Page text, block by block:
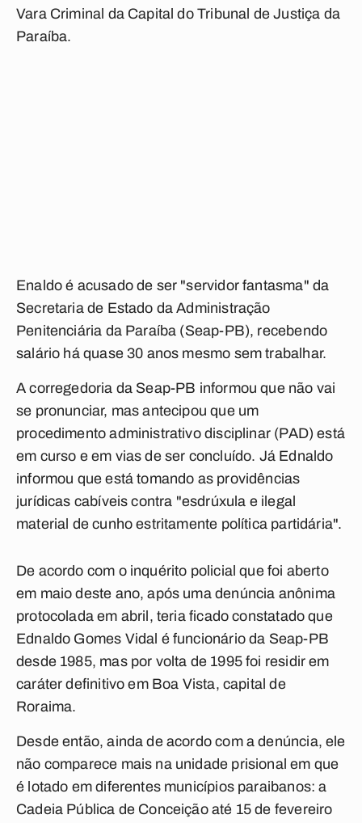
Vara Criminal da Capital do Tribunal de Justiça da
Paraíba.
Enaldo é acusado de ser "servidor fantasma" da
Secretaria de Estado da Administração
Penitenciária da Paraíba (Seap-PB), recebendo
salário há quase 30 anos mesmo sem trabalhar.
A corregedoria da Seap-PB informou que não vai
se pronunciar, mas antecipou que um
procedimento administrativo disciplinar (PAD) está
em curso e em vias de ser concluído. Já Ednaldo
informou que está tomando as providências
jurídicas cabíveis contra "esdrúxula e ilegal
material de cunho estritamente política partidária".
De acordo com o inquérito policial que foi aberto
em maio deste ano, após uma denúncia anônima
protocolada em abril, teria ficado constatado que
Ednaldo Gomes Vidal é funcionário da Seap-PB
desde 1985, mas por volta de 1995 foi residir em
caráter definitivo em Boa Vista, capital de
Roraima.
Desde então, ainda de acordo com a denúncia, ele
não comparece mais na unidade prisional em que
é lotado em diferentes municípios paraibanos: a
Cadeia Pública de Conceição até 15 de fevereiro